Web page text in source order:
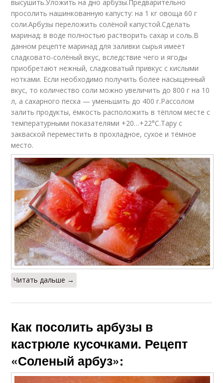
высушить.Уложить на дно арбузы.Предварительно
просолить нашинкованную капусту: на 1 кг овоща 60 г
соли.Арбузы переложить солёной капустой.Сделать
маринад: в воде полностью растворить сахар и соль.В
данном рецепте маринад для заливки сырья имеет
сладковато-солёный вкус, вследствие чего и ягоды
приобретают нежный, сладковатый привкус с кислыми
нотками. Если необходимо получить более насыщенный
вкус, то количество соли можно увеличить до 800 г на 10
л, а сахарного песка — уменьшить до 400 г.Рассолом
залить продукты, ёмкость расположить в тёплом месте с
температурными показателями +20…+22°С.Тару с
закваской переместить в прохладное, сухое и тёмное
место.
Читать дальше →
Как посолить арбузы в
кастрюле кусочками. Рецепт
«Соленый арбуз»: